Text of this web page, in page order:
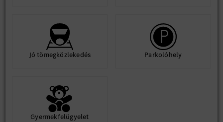
Jó tömegközlekedés Parkolóhely
Gyermekfelügyelet